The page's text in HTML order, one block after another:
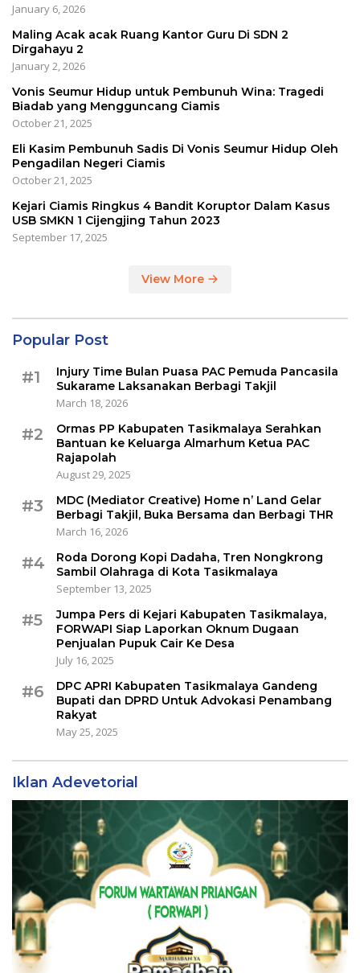
January 6, 2026
Maling Acak acak Ruang Kantor Guru Di SDN 2
Dirgahayu 2
January 2, 2026
Vonis Seumur Hidup untuk Pembunuh Wina: Tragedi
Biadab yang Mengguncang Ciamis
October 21, 2025
Eli Kasim Pembunuh Sadis Di Vonis Seumur Hidup Oleh
Pengadilan Negeri Ciamis
October 21, 2025
Kejari Ciamis Ringkus 4 Bandit Koruptor Dalam Kasus
USB SMKN 1 Cijengjing Tahun 2023
September 17, 2025
View More
Popular Post
#1
Injury Time Bulan Puasa PAC Pemuda Pancasila
Sukarame Laksanakan Berbagi Takjil
March 18, 2026
#2
Ormas PP Kabupaten Tasikmalaya Serahkan
Bantuan ke Keluarga Almarhum Ketua PAC
Rajapolah
August 29, 2025
#3
MDC (Mediator Creative) Home n’ Land Gelar
Berbagi Takjil, Buka Bersama dan Berbagi THR
March 16, 2026
#4
Roda Dorong Kopi Dadaha, Tren Nongkrong
Sambil Olahraga di Kota Tasikmalaya
September 13, 2025
#5
Jumpa Pers di Kejari Kabupaten Tasikmalaya,
FORWAPI Siap Laporkan Oknum Dugaan
Penjualan Pupuk Cair Ke Desa
July 16, 2025
#6
DPC APRI Kabupaten Tasikmalaya Gandeng
Bupati dan DPRD Untuk Advokasi Penambang
Rakyat
May 25, 2025
Iklan Adevetorial